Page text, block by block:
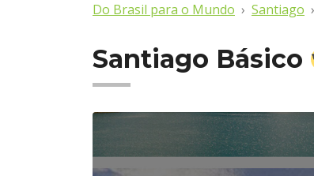
Do Brasil para o Mundo Santiago
Santiago Básico